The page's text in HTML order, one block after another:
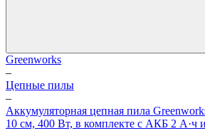
Greenworks
–
Цепные пилы
–
Аккумуляторная цепная пила
10 см, 400 Вт, в комплекте с АКБ 2 А·ч